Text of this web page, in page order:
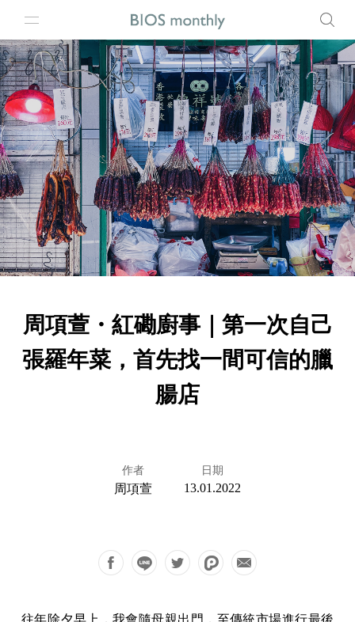
周項萱・紅磡廚事｜第一次自己
張羅年菜，首先找一間可信的臘
腸店
作者
周項萱
日期
13.01.2022
往年除夕早上，我會隨母親出門，至傳統市場進行最後